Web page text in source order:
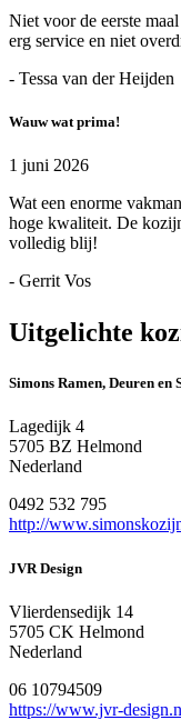
Niet voor de eerste
erg service en niet
- Tessa van der Heijden
Wauw wat prima!
1 juni 2026
Wat een enorme
hoge kwaliteit. De
volledig blij!
- Gerrit Vos
Uitgelichte
Simons Ramen, Deuren en
Lagedijk 4
5705 BZ Helmond
Nederland
0492 532 795
http://
JVR Design
Vlierdensedijk 14
5705 CK Helmond
Nederland
06 10794509
https://www.jvr-